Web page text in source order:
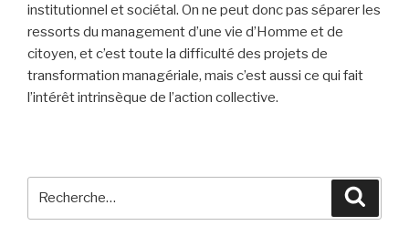
institutionnel et sociétal. On ne peut donc pas séparer les
ressorts du management d’une vie d’Homme et de
citoyen, et c’est toute la difficulté des projets de
transformation managériale, mais c’est aussi ce qui fait
l’intérêt intrinsèque de l’action collective.